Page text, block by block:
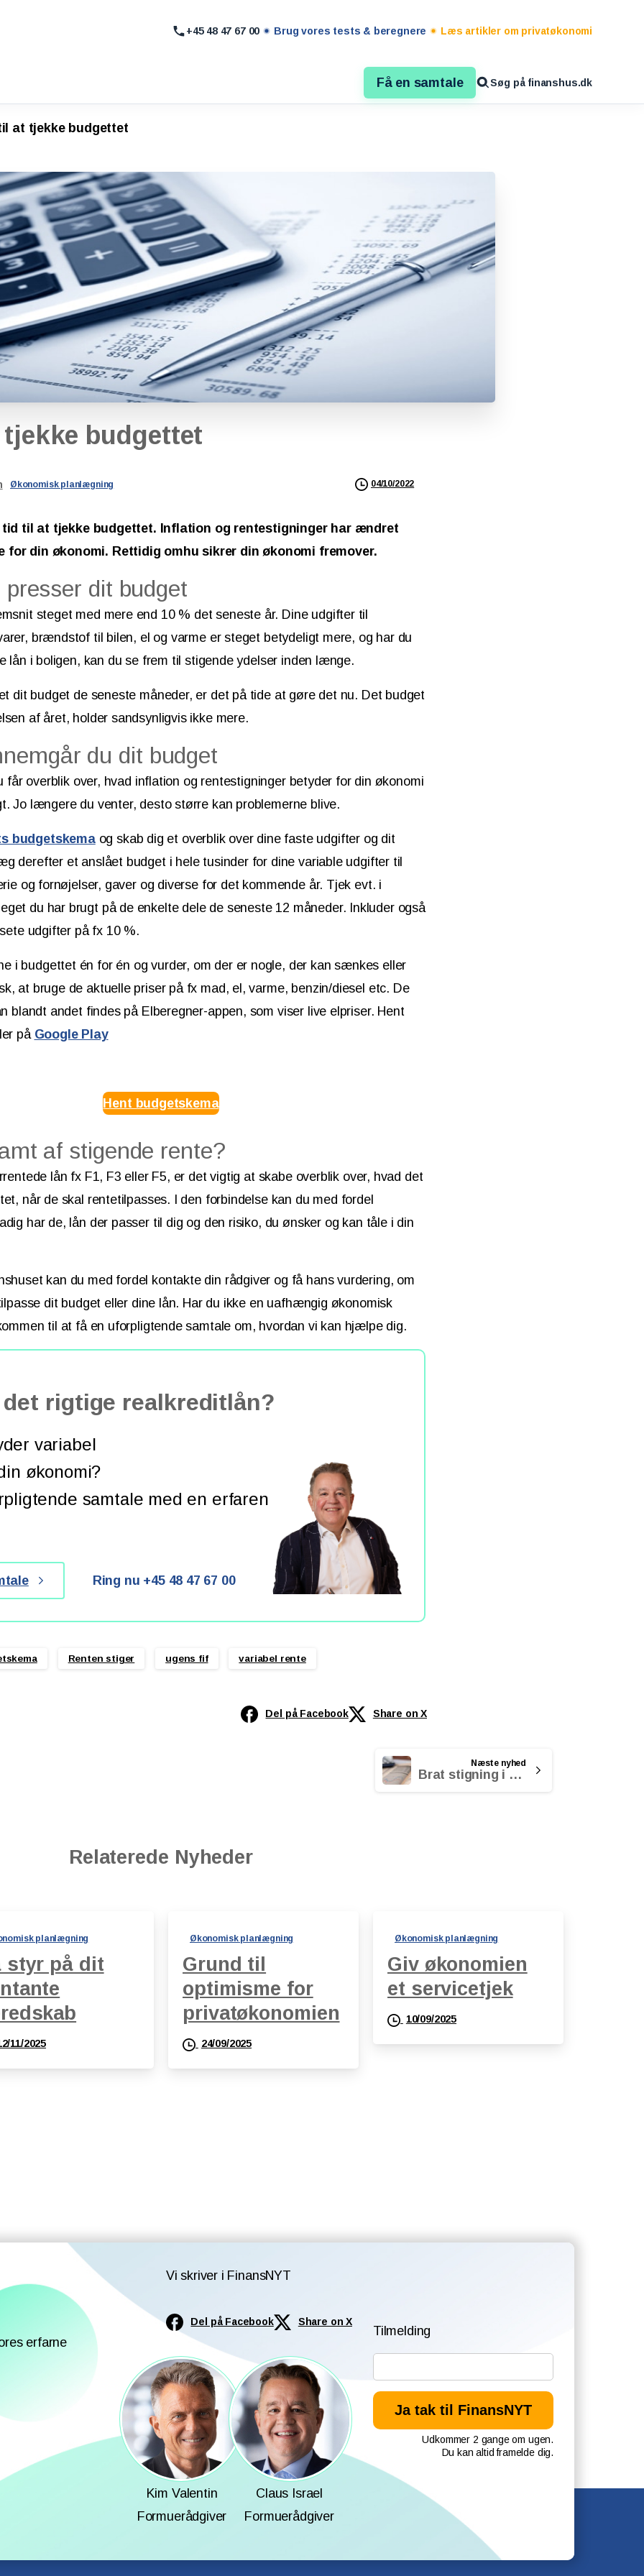
+45 48 47 67 00 Brug vores tests & beregnere Læs artikler om privatøkonomi
Få en samtale Søg på finanshus.dk
at tjekke budgettet
tjekke budgettet
Økonomisk planlægning 04/10/2022
tid til at tjekke budgettet. Inflation og rentestigninger har ændret
for din økonomi. Rettidig omhu sikrer din økonomi fremover.
dit budget
steget med mere end 10 % det seneste år. Dine udgifter til
brændstof til bilen, el og varme er steget betydeligt mere, og har du
lån i boligen, kan du se frem til stigende ydelser inden længe.
dit budget de seneste måneder, er det på tide at gøre det nu. Det budget
af året, holder sandsynligvis ikke mere.
du dit budget
får overblik over, hvad inflation og rentestigninger betyder for din økonomi
Jo længere du venter, desto større kan problemerne blive.
budgetskemaog skab dig et overblik over dine faste udgifter og dit
derefter et anslået budget i hele tusinder for dine variable udgifter til
og fornøjelser, gaver og diverse for det kommende år. Tjek evt. i
du har brugt på de enkelte dele de seneste 12 måneder. Inkluder også
udgifter på fx 10 %.
i budgettet én for én og vurder, om der er nogle, der kan sænkes eller
at bruge de aktuelle priser på fx mad, el, varme, benzin/diesel etc. De
blandt andet findes på Elberegner-appen, som viser live elpriser. Hent
på Google Play
Hent budgetskema
af stigende rente?
lån fx F1, F3 eller F5, er det vigtig at skabe overblik over, hvad det
når de skal rentetilpasses. I den forbindelse kan du med fordel
har de, lån der passer til dig og den risiko, du ønsker og kan tåle i din
kan du med fordel kontakte din rådgiver og få hans vurdering, om
dit budget eller dine lån. Har du ikke en uafhængig økonomisk
til at få en uforpligtende samtale om, hvordan vi kan hjælpe dig.
det rigtige realkreditlån?
variabel
økonomi?
samtale med en erfaren
Ring nu +45 48 47 67 00
Renten stiger ugens fif variabel rente
Del på Facebook Share on X
Næste nyhed
Brat stigning i konkurser
Relaterede Nyheder
planlægning
styr på dit
11/2025
Økonomisk planlægning
Grund til
optimisme for
privatøkonomien
24/09/2025
Økonomisk planlægning
Giv økonomien
et servicetjek
10/09/2025
erfarne
Vi skriver i FinansNYT
Del på Facebook Share on X
Kim Valentin
Formuerådgiver
Claus Israel
Formuerådgiver
Tilmelding
Udkommer 2 gange om ugen.
Du kan altid framelde dig.